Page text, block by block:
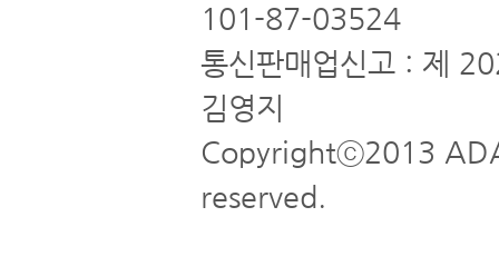
101-87-03524
통신판매업신고 : 제
김영지
Copyrightⓒ2013
reserved.